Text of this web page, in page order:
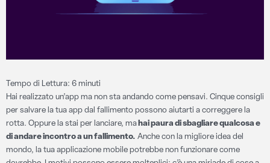
Tempo di Lettura: 6 minuti
Hai realizzato un’app ma non sta andando come pensavi. Cinque consigli
per salvare la tua app dal fallimento possono aiutarti a correggere la
rotta. Oppure la stai per lanciare, ma hai paura di sbagliare qualcosa e
di andare incontro a un fallimento. Anche con la migliore idea del
mondo, la tua applicazione mobile potrebbe non funzionare come